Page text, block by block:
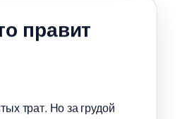
правит
трат. Но за грудой